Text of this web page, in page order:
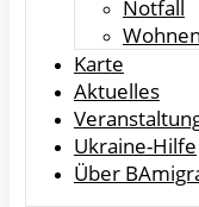
Notfall
Wohnen
Karte
Aktuelles
Ukraine-Hilfe
Über